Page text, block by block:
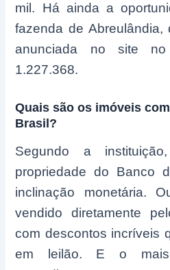
mil. Há ainda a
fazenda de Abreulândia,
anunciada no site
1.227.368.
Quais são os imóveis
Brasil?
Segundo a
propriedade do Banco
inclinação monetária.
vendido diretamente
com descontos incríveis
em leilão. E o mais